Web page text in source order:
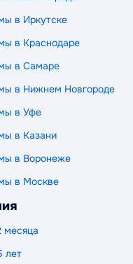
в Иркутске
в Краснодаре
в Самаре
в Нижнем Новгороде
в Уфе
в Казани
в Воронеже
в Москве
месяца
лет